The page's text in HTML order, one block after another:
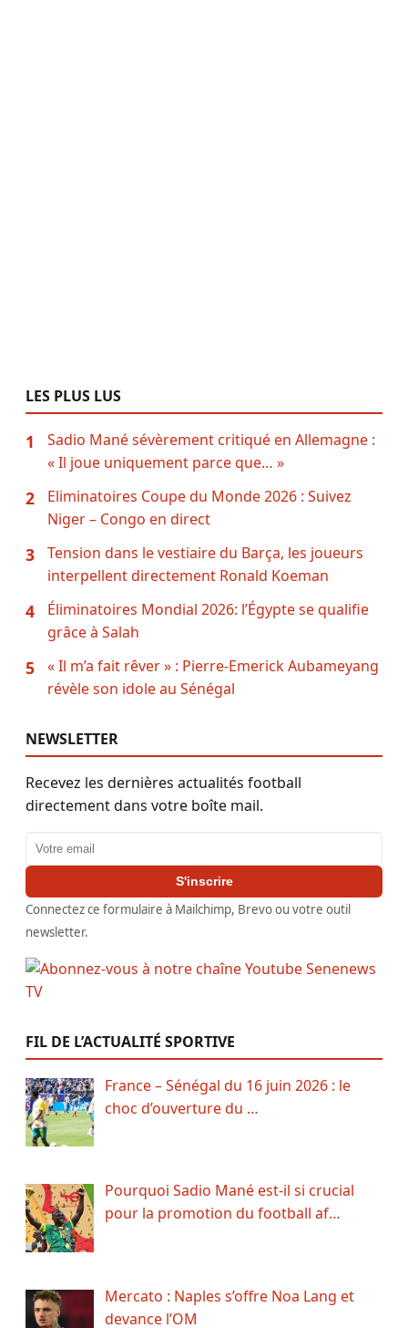
LES PLUS LUS
1
Sadio Mané sévèrement critiqué en Allemagne :
« Il joue uniquement parce que… »
2
Eliminatoires Coupe du Monde 2026 : Suivez
Niger – Congo en direct
3
Tension dans le vestiaire du Barça, les joueurs
interpellent directement Ronald Koeman
4
Éliminatoires Mondial 2026: l’Égypte se qualifie
grâce à Salah
5
« Il m’a fait rêver » : Pierre-Emerick Aubameyang
révèle son idole au Sénégal
NEWSLETTER
Recevez les dernières actualités football
directement dans votre boîte mail.
Adresse email
S'inscrire
Connectez ce formulaire à Mailchimp, Brevo ou votre outil
newsletter.
FIL DE L’ACTUALITÉ SPORTIVE
France – Sénégal du 16 juin 2026 : le
choc d’ouverture du …
Pourquoi Sadio Mané est-il si crucial
pour la promotion du football af…
Mercato : Naples s’offre Noa Lang et
devance l’OM